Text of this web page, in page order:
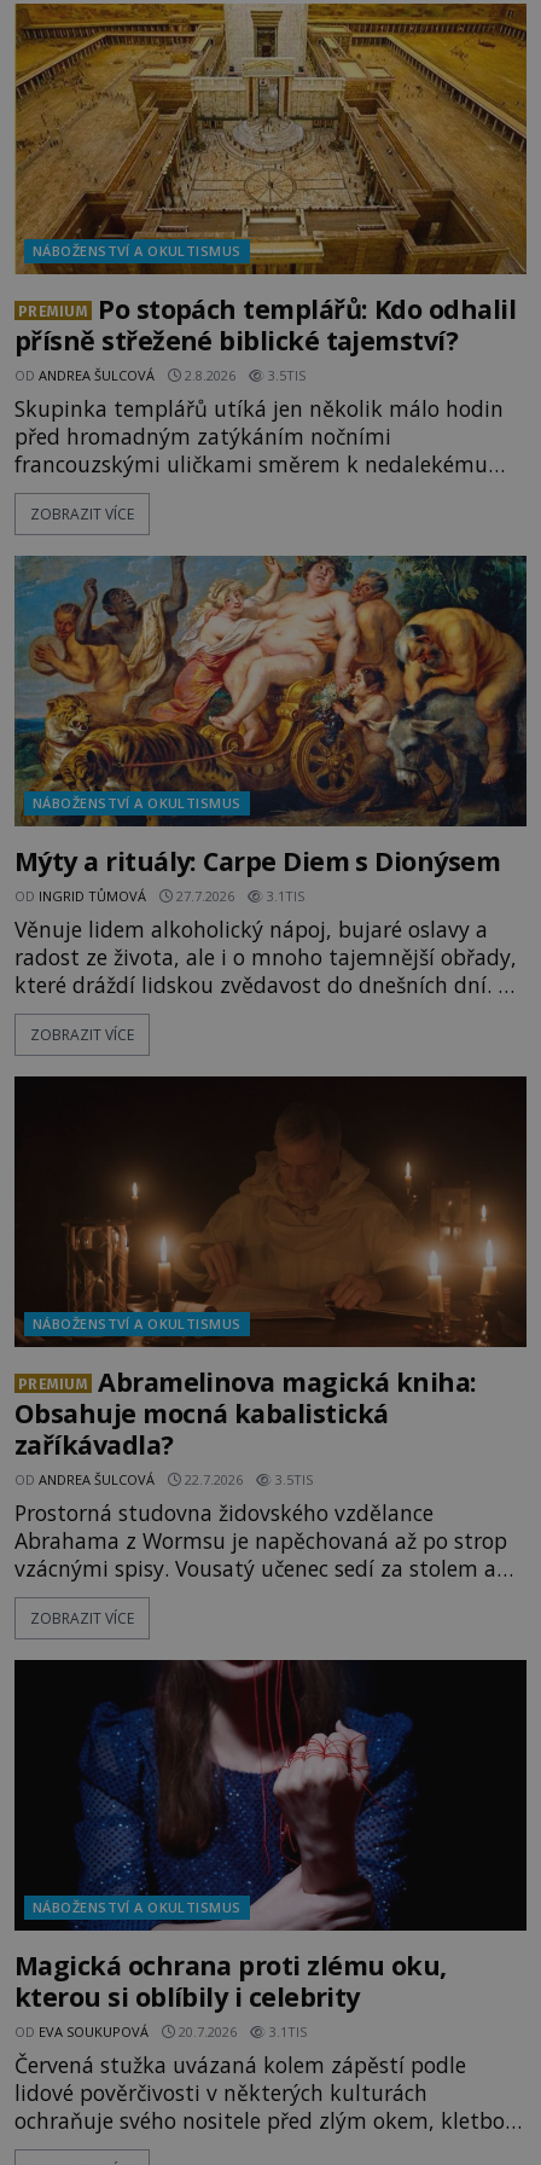
osobností ochraňují? Na hřbitově u kláštera
Milosrdných
NÁBOŽENSTVÍ A OKULTISMUS
PREMIUM
Po stopách templářů: Kdo odhalil
přísně střežené biblické tajemství?
OD ANDREA ŠULCOVÁ 2.8.2026 3.5TIS
Skupinka templářů utíká jen několik málo hodin
před hromadným zatýkáním nočními
francouzskými uličkami směrem k nedalekému
přístavu. Jeden z nich má přes ramena ranec s
tajemným obsahem. Kapitán lodi už na ně čeká.
vyplouváme,“ sdělí jim. „Kam máme namířeno,
kapitáne?“ zeptá se ho jeden z templářů. „Do Sk
ZOBRAZIT VÍCE
NÁBOŽENSTVÍ A OKULTISMUS
Mýty a rituály: Carpe Diem s Dionýsem
OD INGRID TŮMOVÁ 27.7.2026 3.1TIS
Věnuje lidem alkoholický nápoj, bujaré oslavy a
radost ze života, ale i o mnoho tajemnější obřady,
které dráždí lidskou zvědavost do dnešních dní. Co
doopravdy představuje bůh, jemuž Římané říkají
Bakchus? Mytologický příběh řeckého boha
ZOBRAZIT VÍCE
NÁBOŽENSTVÍ A OKULTISMUS
PREMIUM
Abramelinova magická kniha:
Obsahuje mocná kabalistická
zaříkávadla?
OD ANDREA ŠULCOVÁ 22.7.2026 3.5TIS
Prostorná studovna židovského vzdělance
Abrahama z Wormsu je napěchovaná až po strop
vzácnými spisy. Vousatý učenec sedí za stolem a
před sebou má rozložený jeden z nejzáhadnějších
magických textů. Jde o Abramelinův grimoár, který
kouzla, jak si někteří myslí, nebo jde o pouhou
pověru? Už šest měsíců pobývá
ZOBRAZIT VÍCE
NÁBOŽENSTVÍ A OKULTISMUS
Magická ochrana proti zlému oku,
kterou si oblíbily i celebrity
OD EVA SOUKUPOVÁ 20.7.2026 3.1TIS
Červená stužka uvázaná kolem zápěstí podle
lidové pověrčivosti v některých kulturách
ochraňuje svého nositele před zlým okem, kletbou,
která může přivodit neštěstí či nemoc. S tímto